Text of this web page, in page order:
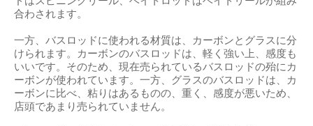
合わされます。
一方、バスロッドに使われる材質は、カーボンとグラスに分
けられます。カーボンのバスロッドは、軽く強い上、感度も
いいです。そのため、現在売られているバスロッドの殆にカ
ーボンが使われています。一方、グラスのバスロッドは、カ
ーボンに比べ、粘りはあるものの、重く、感度が悪いため、
店頭であまり売られていません。